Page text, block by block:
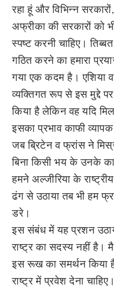
रहा हूं और विभिन्न
अफ्रीका की सरकारों को
स्पष्ट करनी चाहिए।
गठित करने का हमारा
गया एक कदम है। एशिया
व्यक्तिगत रूप से इस मुद्दे
किया है लेकिन वह यदि
इसका प्रभाव काफी व्यापक
जब ब्रिटेन व फ्रांस ने
बिना किसी भय के उनके
हमने अल्जीरिया के
ढंग से उठाया तब भी हम
डरे।
इस संबंध में यह प्रशन
राष्ट्र का सदस्य नहीं है।
इस रूख का समर्थन किया
राष्ट्र में प्रवेश देना